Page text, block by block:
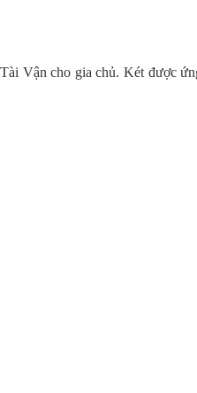
Vận cho gia chủ. Két được